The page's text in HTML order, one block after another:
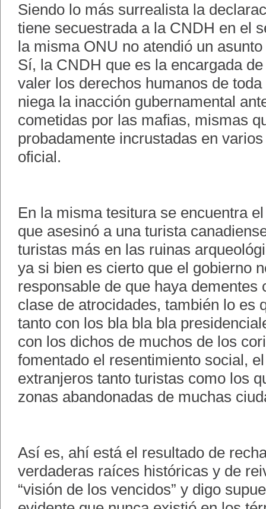
Siendo lo más surrealista la
tiene secuestrada a la CNDH en el
la misma ONU no atendió un
Sí, la CNDH que es la encargada
valer los derechos humanos de
niega la inacción gubernamental
cometidas por las mafias, mismas
probadamente incrustadas en
oficial.
En la misma tesitura se encuentra
que asesinó a una turista
turistas más en las ruinas
ya si bien es cierto que el gobierno
responsable de que haya dementes
clase de atrocidades, también lo es
tanto con los bla bla bla
con los dichos de muchos de los
fomentado el resentimiento social,
extranjeros tanto turistas como los
zonas abandonadas de muchas
Así es, ahí está el resultado de
verdaderas raíces históricas y de
“visión de los vencidos” y digo